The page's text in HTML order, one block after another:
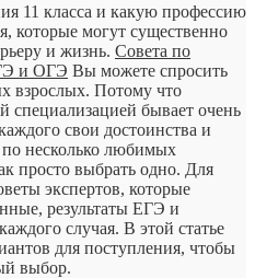
11 класса и какую профессию
которые могут существенно
и жизнь. Совета по
и ОГЭ Вы можете спросить
взрослых. Потому что
специализацией бывает очень
свои достоинства и
несколько любимых
просто выбрать одно. Для
экспертов, которые
результаты ЕГЭ и
случая. В этой статье
для поступления, чтобы
выбор.